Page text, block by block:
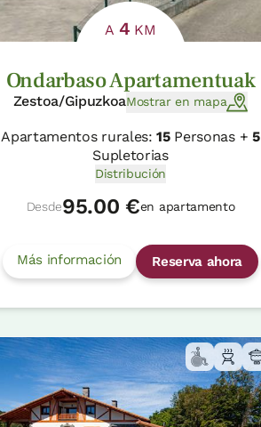
A 4 KM
Ondarbaso Apartamentuak
Zestoa/GipuzkoaMostrar en mapa
Apartamentos rurales:15Personas + 5
Supletorias
Distribución
Desde95.00 €en apartamento
Más información Reserva ahora